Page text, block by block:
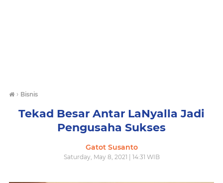
› Bisnis
Tekad Besar Antar LaNyalla Jadi
Pengusaha Sukses
Gatot Susanto
Saturday, May 8, 2021 | 14:31 WIB